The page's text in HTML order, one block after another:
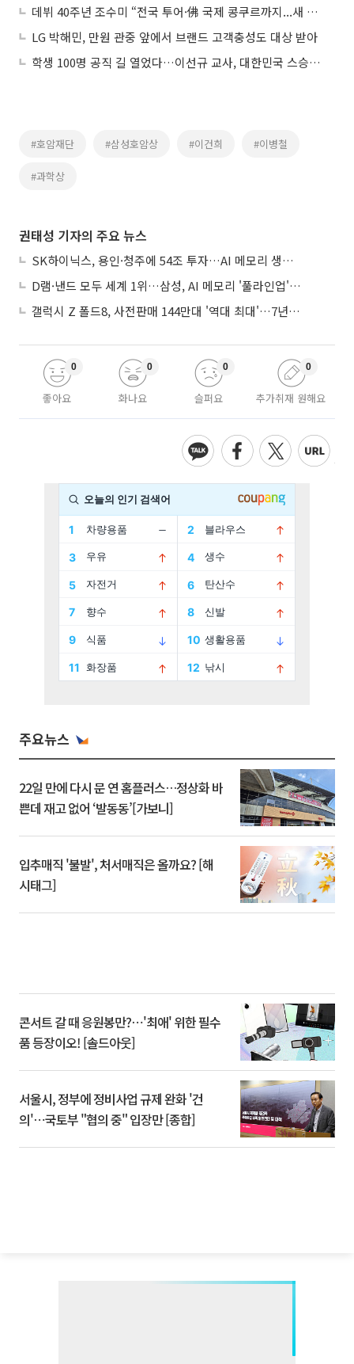
데뷔 40주년 조수미 “전국 투어·佛 국제 콩쿠르까지...새 음악 향해 계속 도전하고 파”
LG 박해민, 만원 관중 앞에서 브랜드 고객충성도 대상 받아
학생 100명 공직 길 열었다…이선규 교사, 대한민국 스승상 대상
#호암재단 #삼성호암상 #이건희 #이병철
#과학상
권태성 기자의 주요 뉴스
SK하이닉스, 용인·청주에 54조 투자…AI 메모리 생산기지 키운다
D램·낸드 모두 세계 1위…삼성, AI 메모리 '풀라인업'으로 승부
갤럭시 Z 폴드8, 사전판매 144만대 '역대 최대'…7년만에 갤노트10 기록 넘어
좋아요
0
화나요
0
슬퍼요
0
추가취재 원해요
0
주요뉴스
22일 만에 다시 문 연 홈플러스…정상화 바
쁜데 재고 없어 ‘발동동’[가보니]
입추매직 '불발', 처서매직은 올까요? [해
시태그]
콘서트 갈 때 응원봉만?⋯'최애' 위한 필수
품 등장이오! [솔드아웃]
서울시, 정부에 정비사업 규제 완화 '건
의'⋯국토부 "협의 중" 입장만 [종합]